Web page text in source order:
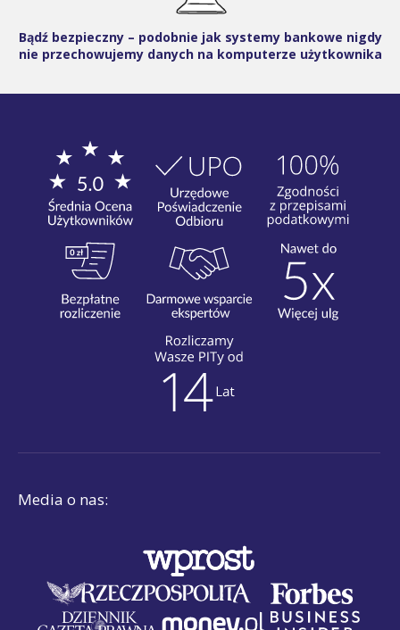
Bądź bezpieczny – podobnie jak systemy bankowe nigdy
nie przechowujemy danych na komputerze użytkownika
Media o nas: